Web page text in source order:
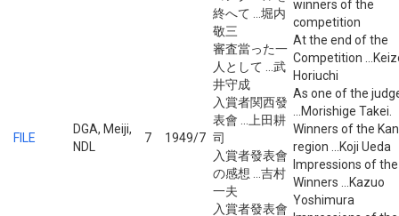
FILE
DGA, Meiji,
NDL
7 1949/7
終へて ...堀内
敬三
審査當った一
人として ...武
井守成
入賞者関西發
表會 ...上田耕
司
入賞者發表會
の感想 ...吉村
一夫
入賞者發表會
winners of the
competition
At the end of the
Competition
Horiuchi
As one of the
...Morishige Takei.
Winners of the
region ...Koji Ueda
Impressions of the
Winners ...Kazuo
Yoshimura